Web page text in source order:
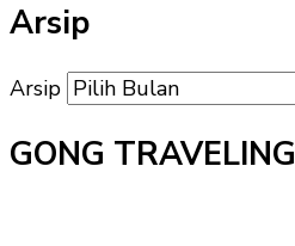
Arsip
Arsip
GONG TRAVELING